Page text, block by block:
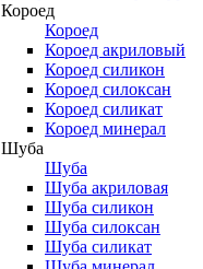
Короед
Короед
Короед акриловый
Короед силикон
Короед силоксан
Короед силикат
Короед минерал
Шуба
Шуба
Шуба акриловая
Шуба силикон
Шуба силоксан
Шуба силикат